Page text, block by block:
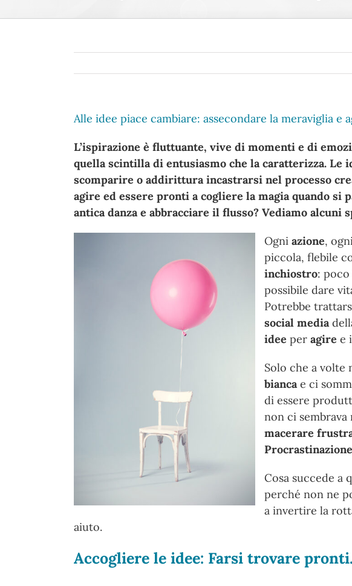
Alle idee piace cambiare: assecondare la meraviglia e
L’ispirazione è fluttuante, vive di momenti e di
quella scintilla di entusiasmo che la caratterizza. Le
scomparire o addirittura incastrarsi nel processo
agire ed essere pronti a cogliere la magia quando si
antica danza e abbracciare il flusso? Vediamo alcuni
Ogni azione,
piccola, flebile
inchiostro:
possibile dare
Potrebbe
social media
idee per agire e
Solo che a volte
biancae ci
di essere
non ci
macerare
Procrastinazione
Cosa succede a
perché non ne
a invertire la
aiuto.
Accogliere le idee: Farsi trovare pronti.